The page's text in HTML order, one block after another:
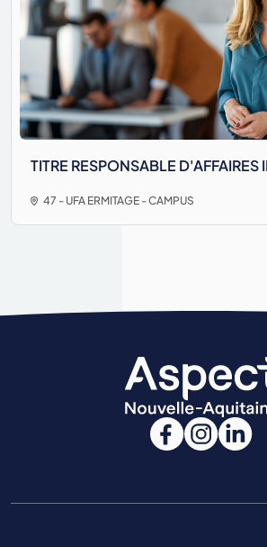
TITRE RESPONSABLE D'AFFAIRES
47 - UFA ERMITAGE - CAMPUS